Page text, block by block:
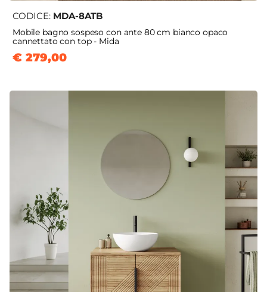
CODICE: MDA-8ATB
Mobile bagno sospeso con ante 80 cm bianco opaco
cannettato con top - Mida
€ 279,00